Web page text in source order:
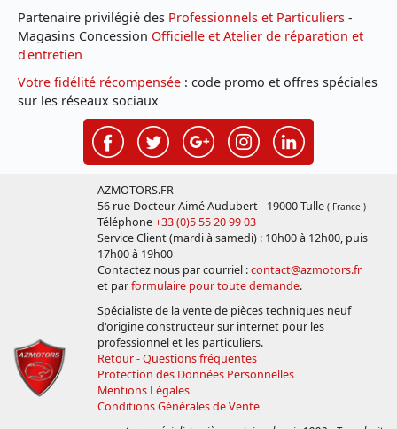
Partenaire privilégié des Professionnels et Particuliers -
Magasins Concession Officielle et Atelier de réparation et
d'entretien
Votre fidélité récompensée : code promo et offres spéciales
sur les réseaux sociaux
AZMOTORS.FR
56 rue Docteur Aimé Audubert - 19000 Tulle ( France )
Téléphone+33 (0)5 55 20 99 03
Service Client (mardi à samedi) : 10h00 à 12h00, puis
17h00 à 19h00
Contactez nous par courriel :contact@azmotors.fr
et parformulaire pour toute demande.
Spécialiste de la vente de pièces techniques neuf
d'origine constructeur sur internet pour les
professionnel et les particuliers.
Retour - Questions fréquentes
Protection des Données Personnelles
Mentions Légales
Conditions Générales de Vente